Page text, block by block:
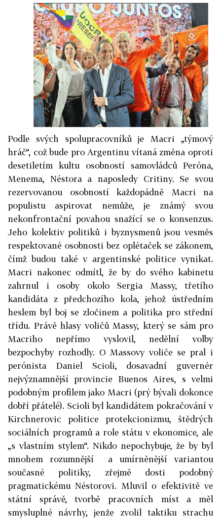
Podle svých spolupracovníků je Macri „týmový
hráč“, což bude pro Argentinu vítaná změna oproti
desetiletím kultu osobností samovládců Peróna,
Menema, Néstora a naposledy Critiny. Se svou
rezervovanou osobností každopádně Macri na
populistu aspirovat nemůže, je známý svou
nekonfrontační povahou snažící se o konsenzus.
Jeho kolektiv politiků i byznysmenů jsou vesměs
respektované osobnosti bez oplétaček se zákonem,
čímž budou také v argentinské politice vynikat.
Macri nakonec odmítl, že by do svého kabinetu
zahrnul i osoby okolo Sergia Massy, třetího
kandidáta z předchozího kola, jehož ústředním
heslem byl boj se zločinem a politika pro střední
třídu. Právě hlasy voličů Massy, který se sám pro
Macriho nepřímo vyslovil, nedělní volby
bezpochyby rozhodly. O Massovy voliče se pral i
perónista Daniel Scioli, dosavadní guvernér
nejvýznamnější provincie Buenos Aires, s velmi
podobným profilem jako Macri (prý bývali dokonce
dobří přátelé). Scioli byl kandidátem pokračování v
Kirchnerovic politice protekcionizmu, štědrých
sociálních programů a role státu v ekonomice, ale
„s vlastním stylem“. Nikdo nepochybuje, že by byl
mnohem rozumnější a umírněnější variantou
současné politiky, zřejmě dosti podobný
pragmatickému Néstorovi. Mluvil o efektivitě ve
státní správě, tvorbě pracovních míst a měl
smysluplné návrhy, jenže zvolil taktiku strachu